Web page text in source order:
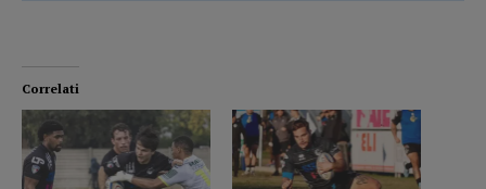
Correlati